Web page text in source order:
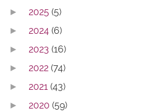
► 2025 (5)
► 2024 (6)
► 2023 (16)
► 2022 (74)
► 2021 (43)
► 2020 (59)